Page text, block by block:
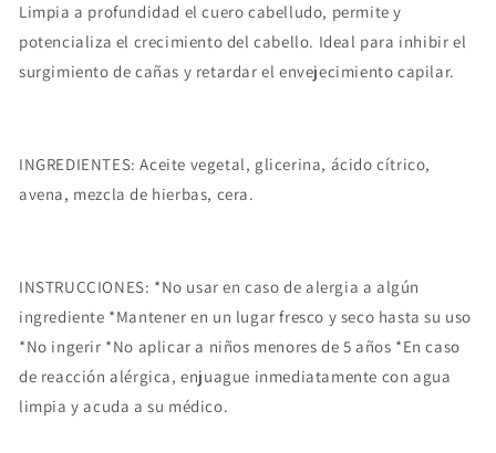
Limpia a profundidad el cuero cabelludo, permite y
potencializa el crecimiento del cabello. Ideal para inhibir el
surgimiento de cañas y retardar el envejecimiento capilar.
INGREDIENTES: Aceite vegetal, glicerina, ácido cítrico,
avena, mezcla de hierbas, cera.
INSTRUCCIONES: *No usar en caso de alergia a algún
ingrediente *Mantener en un lugar fresco y seco hasta su uso
*No ingerir *No aplicar a niños menores de 5 años *En caso
de reacción alérgica, enjuague inmediatamente con agua
limpia y acuda a su médico.